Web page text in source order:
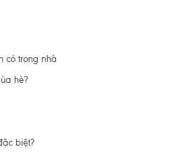
có trong nhà
hè?
biệt?